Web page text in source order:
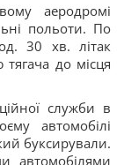
аеродромі
польоти. По
30 хв. літак
до місця
служби в
автомобілі
буксирували.
автомобілями